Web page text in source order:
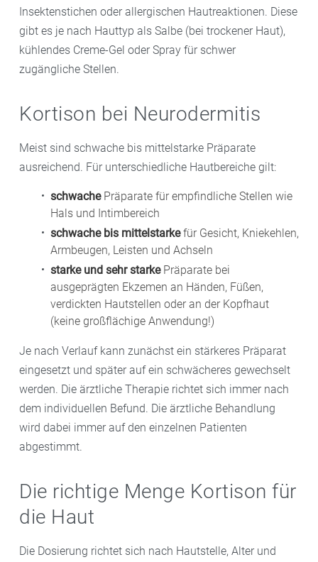
Insektenstichen oder allergischen Hautreaktionen. Diese
gibt es je nach Hauttyp als Salbe (bei trockener Haut),
kühlendes Creme-Gel oder Spray für schwer
zugängliche Stellen.
Kortison bei Neurodermitis
Meist sind schwache bis mittelstarke Präparate
ausreichend. Für unterschiedliche Hautbereiche gilt:
schwachePräparate für empfindliche Stellen wie
Hals und Intimbereich
schwache bis mittelstarkefür Gesicht, Kniekehlen,
Armbeugen, Leisten und Achseln
starke und sehr starkePräparate bei
ausgeprägten Ekzemen an Händen, Füßen,
verdickten Hautstellen oder an der Kopfhaut
(keine großflächige Anwendung!)
Je nach Verlauf kann zunächst ein stärkeres Präparat
eingesetzt und später auf ein schwächeres gewechselt
werden. Die ärztliche Therapie richtet sich immer nach
dem individuellen Befund. Die ärztliche Behandlung
wird dabei immer auf den einzelnen Patienten
abgestimmt.
Die richtige Menge Kortison für
die Haut
Die Dosierung richtet sich nach Hautstelle, Alter und